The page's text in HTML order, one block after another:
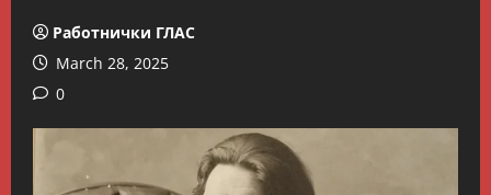
Работнички ГЛАС
March 28, 2025
0